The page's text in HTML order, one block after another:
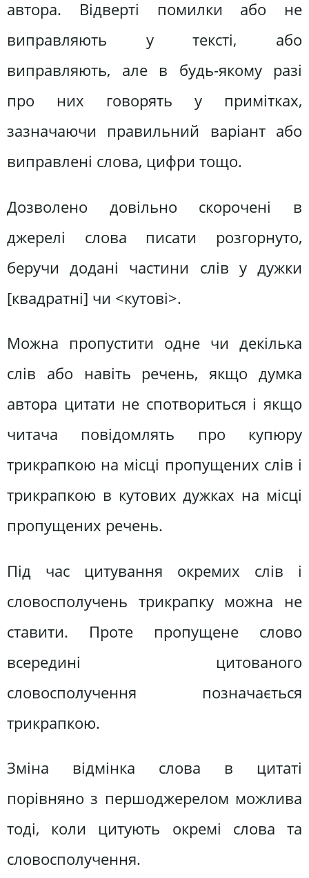
автора. Відверті помилки або не
виправляють у тексті, або
виправляють, але в будь-якому разі
про них говорять у примітках,
зазначаючи правильний варіант або
виправлені слова, цифри тощо.
Дозволено довільно скорочені в
джерелі слова писати розгорнуто,
беручи додані частини слів у дужки
[квадратні] чи <кутові>.
Можна пропустити одне чи декілька
слів або навіть речень, якщо думка
автора цитати не спотвориться і якщо
читача повідомлять про купюру
трикрапкою на місці пропущених слів і
трикрапкою в кутових дужках на місці
пропущених речень.
Під час цитування окремих слів і
словосполучень трикрапку можна не
ставити. Проте пропущене слово
всередині цитованого
словосполучення позначається
трикрапкою.
Зміна відмінка слова в цитаті
порівняно з першоджерелом можлива
тоді, коли цитують окремі слова та
словосполучення.